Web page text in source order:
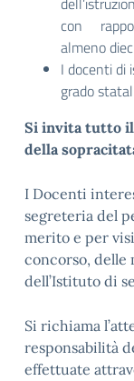
con
almeno
I docenti di
grado
Si invita tutto
della
I Docenti
segreteria del
merito e per
concorso, delle
dell’Istituto di
Si richiama
responsabilità
effettuate